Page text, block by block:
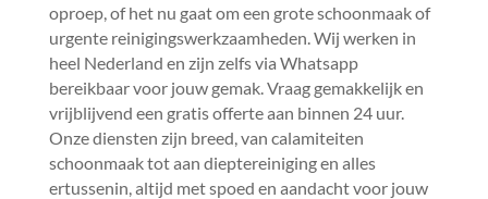
oproep, of het nu gaat om een grote schoonmaak of
urgente reinigingswerkzaamheden.​ Wij werken in
heel Nederland en zijn zelfs via Whatsapp
bereikbaar voor jouw gemak.​ Vraag gemakkelijk en
vrijblijvend een gratis offerte aan binnen 24 uur.​
Onze diensten zijn breed, van calamiteiten
schoonmaak tot aan dieptereiniging en alles
ertussenin, altijd met spoed en aandacht voor jouw